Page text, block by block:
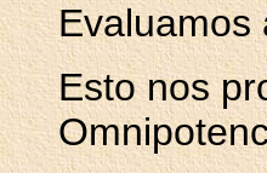
Evaluamos
Esto nos